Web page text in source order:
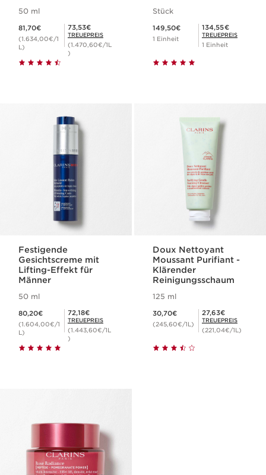
50 ml
81,70€
(1.634,00€/1
L)
Mitgliederpreis 73,53€
73,53€
TREUEPREIS
(1.470,60€/1L
)
Stück
149,50€
1 Einheit
Mitgliederpreis 134,55€
134,55€
TREUEPREIS
1 Einheit
Festigende
Gesichtscreme mit
Lifting-Effekt für
Männer
50 ml
80,20€
(1.604,00€/1
L)
Mitgliederpreis 72,18€
72,18€
TREUEPREIS
(1.443,60€/1L
)
Doux Nettoyant
Moussant Purifiant -
Klärender
Reinigungsschaum
125 ml
30,70€
(245,60€/1L)
Mitgliederpreis 27,63€
27,63€
TREUEPREIS
(221,04€/1L)